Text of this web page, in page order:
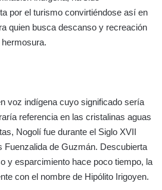
por el turismo convirtiéndose así en
quien busca descanso y recreación
voz indígena cuyo significado sería
referencia en las cristalinas aguas
Nogolí fue durante el Siglo XVII
Fuenzalida de Guzmán. Descubierta
y esparcimiento hace poco tiempo, la
con el nombre de Hipólito Irigoyen.